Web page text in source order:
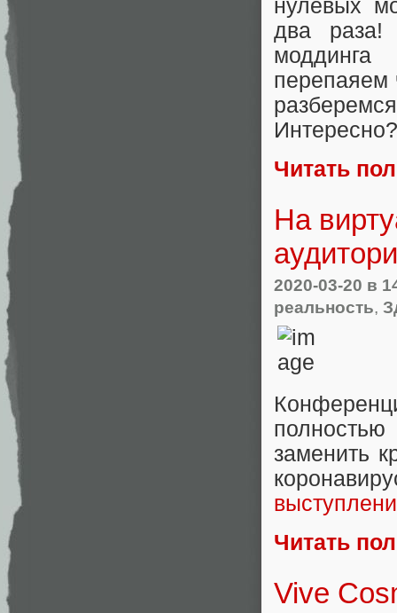
нулевых
два
перепаяем
Читать
На
2020-03-20 в
реальность,
заменить
Читать
Vive